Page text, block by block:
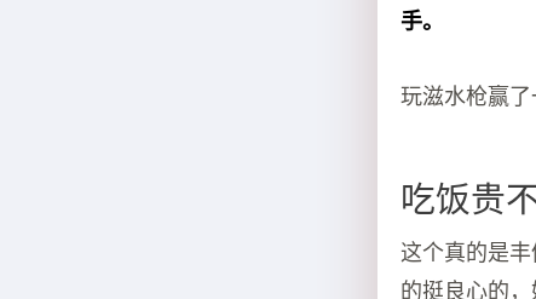
手。
玩滋水枪赢
吃饭贵
这个真的是
的挺良心的